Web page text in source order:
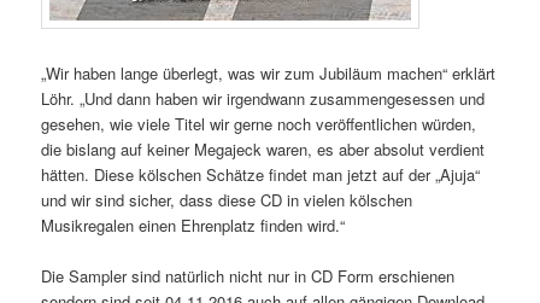
„Wir haben lange überlegt, was wir zum Jubiläum machen“ erklärt
Löhr. „Und dann haben wir irgendwann zusammengesessen und
gesehen, wie viele Titel wir gerne noch veröffentlichen würden,
die bislang auf keiner Megajeck waren, es aber absolut verdient
hätten. Diese kölschen Schätze findet man jetzt auf der „Ajuja“
und wir sind sicher, dass diese CD in vielen kölschen
Musikregalen einen Ehrenplatz finden wird.“
Die Sampler sind natürlich nicht nur in CD Form erschienen